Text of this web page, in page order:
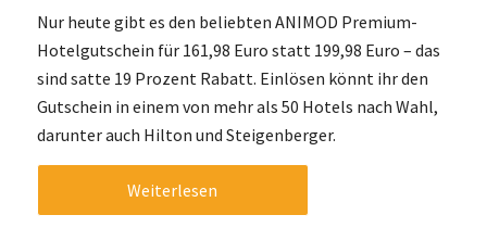
Nur heute gibt es den beliebten ANIMOD Premium-
Hotelgutschein für 161,98 Euro statt 199,98 Euro – das
sind satte 19 Prozent Rabatt. Einlösen könnt ihr den
Gutschein in einem von mehr als 50 Hotels nach Wahl,
darunter auch Hilton und Steigenberger.
Weiterlesen